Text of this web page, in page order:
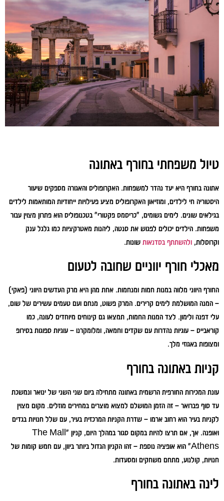
טיול משפחתי בחורף באתונה
אתונה בחורף היא יעד נהדר למשפחות. האקרופוליס והאגורה מספקים שיעור
היסטוריה חי לילדים, ומוזיאון האקרופוליס מציע פעילויות ייחודיות המותאמות לילדים
בגילאים שונים. לימים גשומים, "כריסמס פקטורי" בטכנופוליס הוא פתרון מצוין עבור
משפחות. הילדים יכולים לפגוש את סנטה, ליהנות מאטרקציות כמו גלגל ענק
וקרוסלות, ולהשתתף בסדנאות שונות.
מאכלי חורף יווניים שחובה לטעום
החורף היווני מלווה במנות חמות ומנחמות. אחת מהן היא מרק העדשים היווני (פאקי)
– המנה המושלמת לימים קרירים. המרק פשוט, מנחם ועם טעמים עשירים של שום,
עלי דפנה ולימון. לצד המנות החמות, תמצאו גם קינוחים מיוחדים לעונה, כמו
קוראבייס – עוגיות נהדרות עם שקדים וחמאה, ומלומקרנו – עוגיות ספוגות בסירופ
ומצופות באגוזי מלך.
קניות באתונה בחורף
עונת המכירות החורפית הרשמית באתונה מתחילה ביום שני השני של ינואר ונמשכת
עד סוף פברואר – זה הזמן המושלם למצוא מוצרים במחירים מוזלים. מקום מצוין
לקניות בעיר הוא רחוב ארמו – שדרת הקניות המרכזית בעיר, עם שלל חנויות בגדים
ואופנה. אך, אם תרצו להיות במקום סגור במהלך היום, קניון "The Mall
Athens" הוא אופציה נוספת – זהו הקניון הגדול ביותר ביוון, עם חמש קומות של
חנויות, קולנוע, מתחם משחקים ומסעדות.
לינה באתונה בחורף